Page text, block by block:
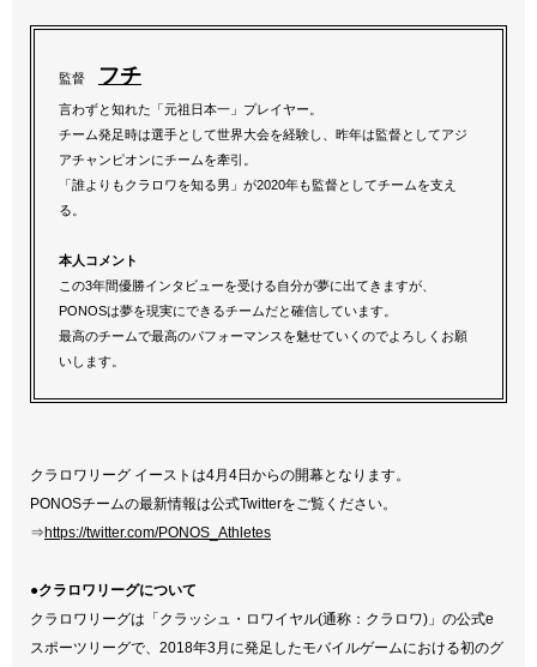
監督 フチ
言わずと知れた「元祖日本一」プレイヤー。
チーム発足時は選手として世界大会を経験し、昨年は監督としてアジ
アチャンピオンにチームを牽引。
「誰よりもクラロワを知る男」が2020年も監督としてチームを支え
る。
本人コメント
この3年間優勝インタビューを受ける自分が夢に出てきますが、
PONOSは夢を現実にできるチームだと確信しています。
最高のチームで最高のパフォーマンスを魅せていくのでよろしくお願
いします。
クラロワリーグ イーストは4月4日からの開幕となります。
PONOSチームの最新情報は公式Twitterをご覧ください。
⇒ https://twitter.com/PONOS_Athletes
●クラロワリーグについて
クラロワリーグは「クラッシュ・ロワイヤル(通称：クラロワ)」の公式e
スポーツリーグで、2018年3月に発足したモバイルゲームにおける初のグ